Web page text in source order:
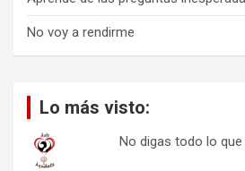
No voy a rendirme
Lo más visto:
No digas todo lo que